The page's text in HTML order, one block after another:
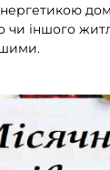
чи іншого